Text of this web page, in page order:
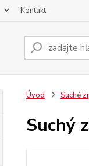
Kontakt
Úvod Suché
Suchý